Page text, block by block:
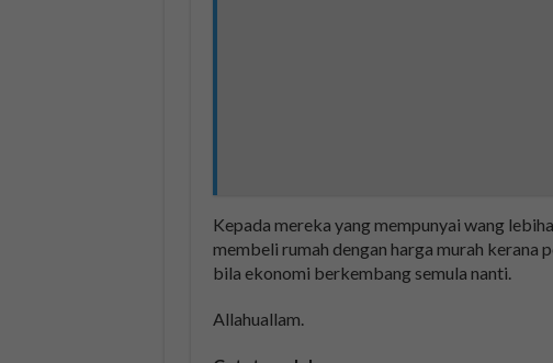
Kepada mereka yang mempunyai wang
membeli rumah dengan harga murah kerana
bila ekonomi berkembang semula nanti.
Allahuallam.